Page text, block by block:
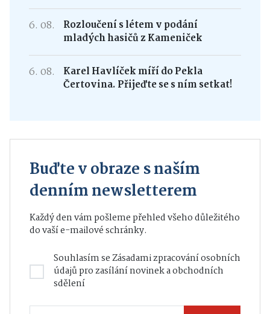
6. 08.
Rozloučení s létem v podání
mladých hasičů z Kameniček
6. 08.
Karel Havlíček míří do Pekla
Čertovina. Přijeďte se s ním setkat!
Buďte v obraze s naším
denním newsletterem
Každý den vám pošleme přehled všeho důležitého
do vaší e-mailové schránky.
Souhlasím seZásadami zpracování osobních
údajůpro zasílání novinek a obchodních
sdělení